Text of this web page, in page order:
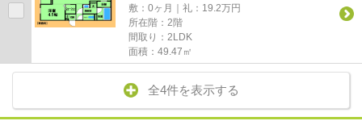
敷：0ヶ月｜礼：19.2万円
所在階：2階
間取り：2LDK
面積：49.47㎡
全4件を表示する